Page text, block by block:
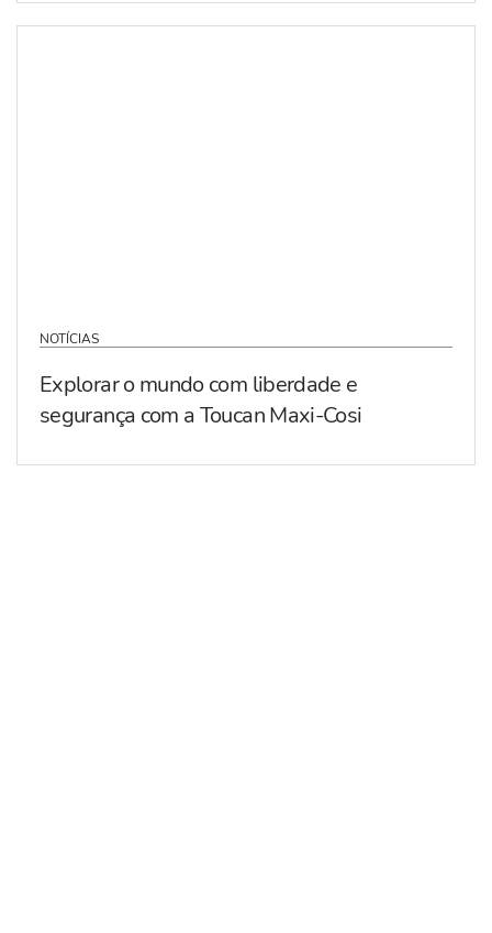
NOTÍCIAS
Explorar o mundo com liberdade e
segurança com a Toucan Maxi-Cosi